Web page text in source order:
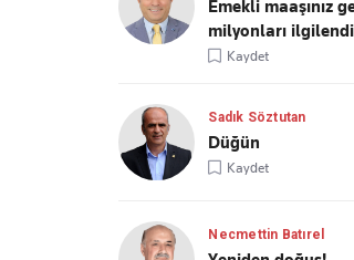
Emekli maaşınız
milyonları
Kaydet
Sadık Söztutan
Düğün
Kaydet
Necmettin Batırel